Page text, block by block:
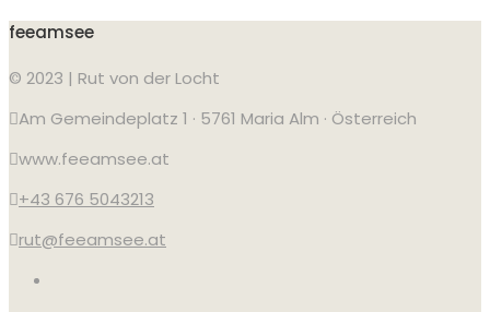
feeamsee
© 2023 | Rut von der Locht
Am Gemeindeplatz 1 · 5761 Maria Alm · Österreich
www.feeamsee.at
+43 676 5043213
rut@feeamsee.at